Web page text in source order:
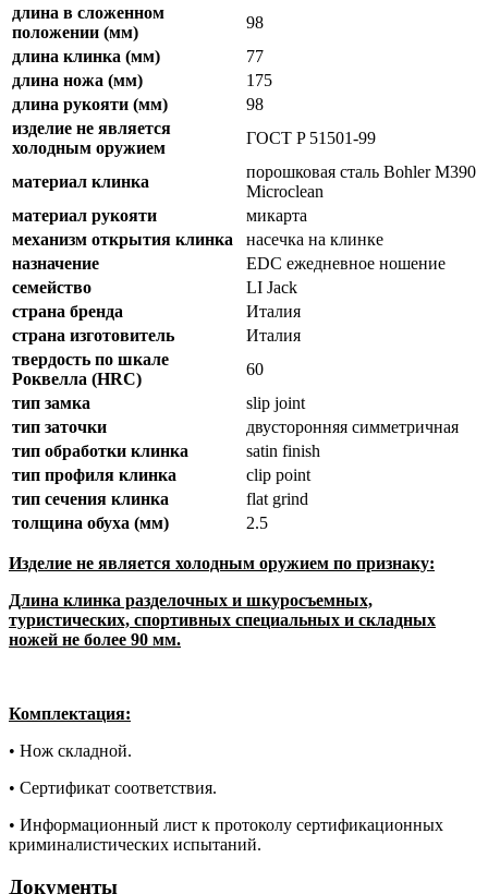
длина в сложенном
положении (мм)
98
длина клинка (мм)
77
длина ножа (мм)
175
длина рукояти (мм)
98
изделие не является
холодным оружием
ГОСТ P 51501-99
материал клинка
порошковая сталь Bohler M390
Microclean
материал рукояти
микарта
механизм открытия клинка
насечка на клинке
назначение
EDC ежедневное ношение
семейство
LI Jack
страна бренда
Италия
страна изготовитель
Италия
твердость по шкале
Роквелла (HRC)
60
тип замка
slip joint
тип заточки
двусторонняя симметричная
тип обработки клинка
satin finish
тип профиля клинка
clip point
тип сечения клинка
flat grind
толщина обуха (мм)
2.5
Изделие не является холодным оружием по признаку:
Длина клинка разделочных и шкуросъемных,
туристических, спортивных специальных и складных
ножей не более 90 мм.
Комплектация:
• Нож складной.
• Сертификат соответствия.
• Информационный лист к протоколу сертификационных
криминалистических испытаний.
Документы